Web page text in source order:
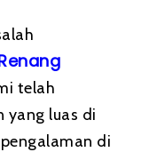
telah
yang luas di
di